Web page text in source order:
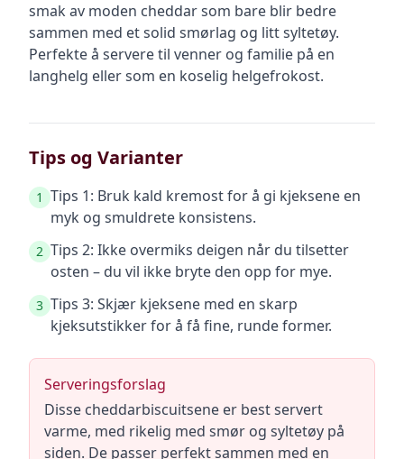
smak av moden cheddar som bare blir bedre
sammen med et solid smørlag og litt syltetøy.
Perfekte å servere til venner og familie på en
langhelg eller som en koselig helgefrokost.
Tips og Varianter
1 Tips 1: Bruk kald kremost for å gi kjeksene en
myk og smuldrete konsistens.
2 Tips 2: Ikke overmiks deigen når du tilsetter
osten – du vil ikke bryte den opp for mye.
3 Tips 3: Skjær kjeksene med en skarp
kjeksutstikker for å få fine, runde former.
Serveringsforslag
Disse cheddarbiscuitsene er best servert
varme, med rikelig med smør og syltetøy på
siden. De passer perfekt sammen med en